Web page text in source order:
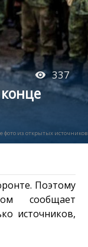
337
фото из открытых источников
Поэтому
сообщает
источников,